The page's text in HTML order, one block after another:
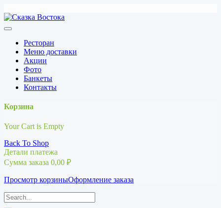
Перейти
к
Ресторан
Меню доставки
Акции
Фото
Банкеты
Контакты
Корзина
Your Cart is Empty
Back To Shop
Детали платежа
Сумма заказа 0,00 ₽
Просмотр корзиныОформление заказа